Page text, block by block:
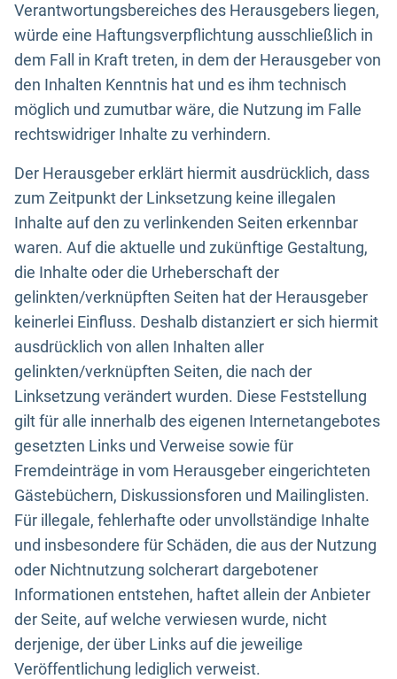
Verantwortungsbereiches des Herausgebers liegen,
würde eine Haftungsverpflichtung ausschließlich in
dem Fall in Kraft treten, in dem der Herausgeber von
den Inhalten Kenntnis hat und es ihm technisch
möglich und zumutbar wäre, die Nutzung im Falle
rechtswidriger Inhalte zu verhindern.
Der Herausgeber erklärt hiermit ausdrücklich, dass
zum Zeitpunkt der Linksetzung keine illegalen
Inhalte auf den zu verlinkenden Seiten erkennbar
waren. Auf die aktuelle und zukünftige Gestaltung,
die Inhalte oder die Urheberschaft der
gelinkten/verknüpften Seiten hat der Herausgeber
keinerlei Einfluss. Deshalb distanziert er sich hiermit
ausdrücklich von allen Inhalten aller
gelinkten/verknüpften Seiten, die nach der
Linksetzung verändert wurden. Diese Feststellung
gilt für alle innerhalb des eigenen Internetangebotes
gesetzten Links und Verweise sowie für
Fremdeinträge in vom Herausgeber eingerichteten
Gästebüchern, Diskussionsforen und Mailinglisten.
Für illegale, fehlerhafte oder unvollständige Inhalte
und insbesondere für Schäden, die aus der Nutzung
oder Nichtnutzung solcherart dargebotener
Informationen entstehen, haftet allein der Anbieter
der Seite, auf welche verwiesen wurde, nicht
derjenige, der über Links auf die jeweilige
Veröffentlichung lediglich verweist.